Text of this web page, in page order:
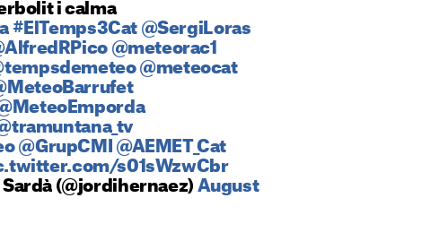
i calma
#ElTemps3Cat @SergiLoras
@meteorac1
@meteocat
@GrupCMI
@AEMET_Cat
s01sWzwCbr
(@jordihernaez) August